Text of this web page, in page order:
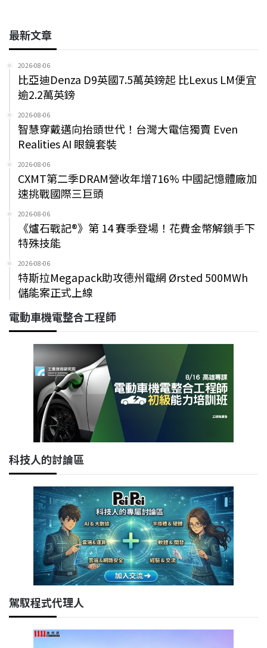
最新文章
2026-08-06
比亞迪Denza D9英國7.5萬英鎊起 比Lexus LM便宜
逾2.2萬英鎊
2026-08-06
智慧穿戴邁向抬頭世代！台灣大電信獨賣 Even
Realities AI 眼鏡套裝
2026-08-06
CXMT第二季DRAM營收年增716% 中國記憶體廠加
速挑戰國際三巨頭
2026-08-06
《爐石戰記®》第 14 賽季登場！花費金幣解鎖手下
特殊技能
2026-08-06
特斯拉Megapack助攻德州電網 Ørsted 500MWh
儲能案正式上線
電動車機電整合工程師
科技人的討論區
駕馭程式代理人